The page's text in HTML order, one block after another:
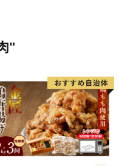
もと大橋開通により
あり、本来、海藻
し、南から暖かい水を
本の海は常に暖めら
"